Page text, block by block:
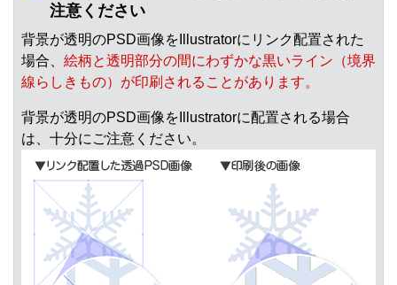
注意ください
背景が透明のPSD画像をIllustratorにリンク配置された
場合、 絵柄と透明部分の間にわずかな黒いライン（境界
線らしきもの）が印刷されることがあります。
背景が透明のPSD画像をIllustratorに配置される場合
は、十分にご注意ください。